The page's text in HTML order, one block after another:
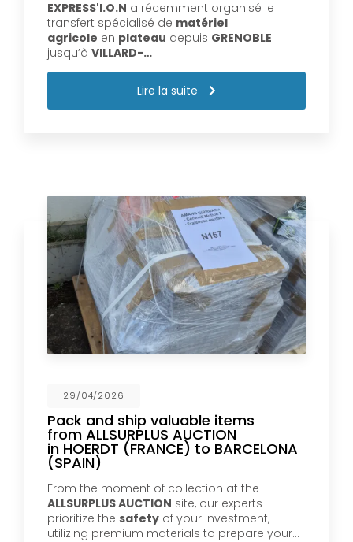
EXPRESS'I.O.N a récemment organisé le
transfert spécialisé de matériel
agricole en plateau depuis GRENOBLE
jusqu’à VILLARD-…
Lire la suite
29/04/2026
Pack and ship valuable items
from ALLSURPLUS AUCTION
in HOERDT (FRANCE) to BARCELONA
(SPAIN)
From the moment of collection at the
ALLSURPLUS AUCTION site, our experts
prioritize the safety of your investment,
utilizing premium materials to prepare your…